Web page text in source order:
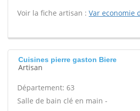
Voir la fiche artisan : Var economie
Cuisines pierre gaston Biere
Artisan
Département: 63
Salle de bain clé en main -